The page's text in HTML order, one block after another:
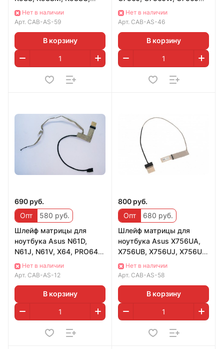
X93S, A93S, K95,
DC02001BK10
Нет в наличии
Арт. CAB-AS-59
В корзину
W750, 1422-01MG000
Нет в наличии
Арт. CAB-AS-46
В корзину
690 руб.
Опт
580 руб.
Шлейф матрицы для
ноутбука Asus N61D,
N61J, N61V, X64, PRO64D,
белый коннектор под
большую камеру, 1
Нет в наличии
Арт. CAB-AS-12
В корзину
800 руб.
Опт
680 руб.
Шлейф матрицы для
ноутбука Asus X756UA,
X756UB, X756UJ, X756UQ,
X756UV, X756UW,
X756UX, 30 pins, 140
Нет в наличии
Арт. CAB-AS-58
В корзину